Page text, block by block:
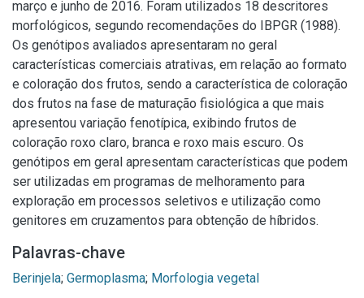
março e junho de 2016. Foram utilizados 18 descritores
morfológicos, segundo recomendações do IBPGR (1988).
Os genótipos avaliados apresentaram no geral
características comerciais atrativas, em relação ao formato
e coloração dos frutos, sendo a característica de coloração
dos frutos na fase de maturação fisiológica a que mais
apresentou variação fenotípica, exibindo frutos de
coloração roxo claro, branca e roxo mais escuro. Os
genótipos em geral apresentam características que podem
ser utilizadas em programas de melhoramento para
exploração em processos seletivos e utilização como
genitores em cruzamentos para obtenção de híbridos.
Palavras-chave
Berinjela; Germoplasma; Morfologia vegetal